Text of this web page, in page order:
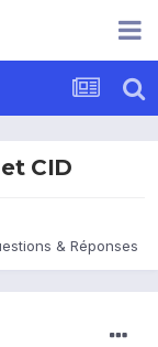
CID
& Réponses